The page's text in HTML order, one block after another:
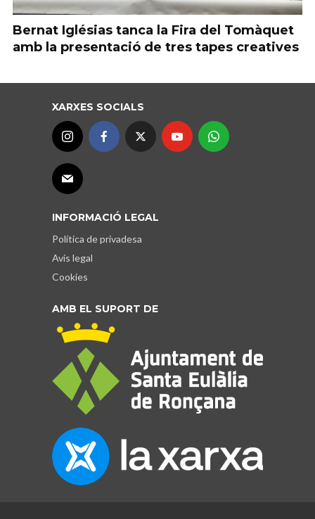
Bernat Iglésias tanca la Fira del Tomàquet
amb la presentació de tres tapes creatives
XARXES SOCIALS
INFORMACIÓ LEGAL
Política de privadesa
Avís legal
Cookies
AMB EL SUPORT DE